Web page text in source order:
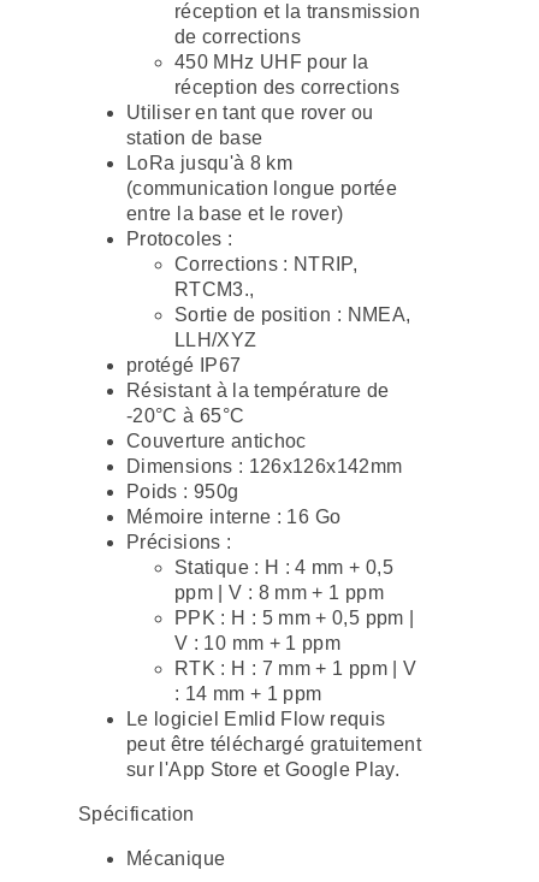
réception et la transmission
de corrections
450 MHz UHF pour la
réception des corrections
Utiliser en tant que rover ou
station de base
LoRa jusqu'à 8 km
(communication longue portée
entre la base et le rover)
Protocoles :
Corrections : NTRIP,
RTCM3.,
Sortie de position : NMEA,
LLH/XYZ
protégé IP67
Résistant à la température de
-20°C à 65°C
Couverture antichoc
Dimensions : 126x126x142mm
Poids : 950g
Mémoire interne : 16 Go
Précisions :
Statique : H : 4 mm + 0,5
ppm | V : 8 mm + 1 ppm
PPK : H : 5 mm + 0,5 ppm |
V : 10 mm + 1 ppm
RTK : H : 7 mm + 1 ppm | V
: 14 mm + 1 ppm
Le logiciel Emlid Flow requis
peut être téléchargé gratuitement
sur l'App Store et Google Play.
Spécification
Mécanique